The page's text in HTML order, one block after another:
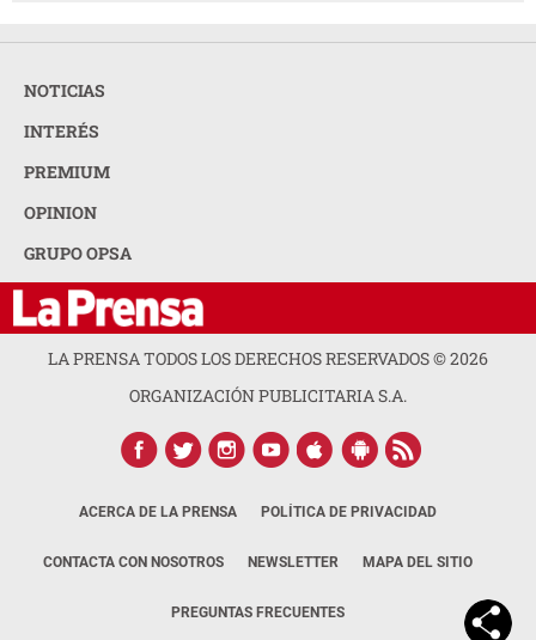
NOTICIAS
INTERÉS
PREMIUM
OPINION
GRUPO OPSA
LA PRENSA TODOS LOS DERECHOS RESERVADOS ©2026
ORGANIZACIÓN PUBLICITARIA S.A.
ACERCA DE LA PRENSA POLÍTICA DE PRIVACIDAD
CONTACTA CON NOSOTROS NEWSLETTER MAPA DEL SITIO
PREGUNTAS FRECUENTES